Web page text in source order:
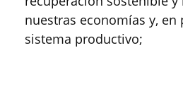
nuestras economías y, en
sistema productivo;